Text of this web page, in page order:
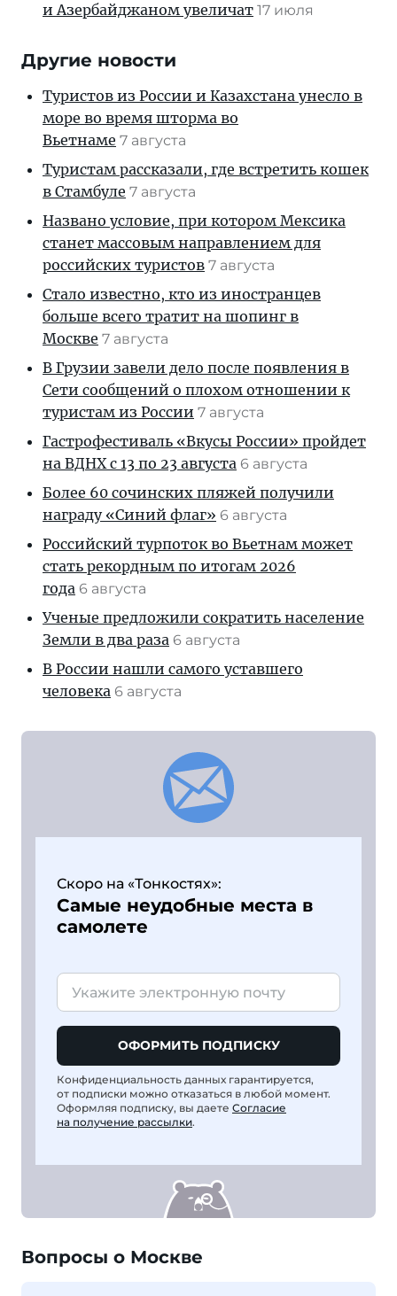
и Азербайджаном увеличат 17 июля
Другие новости
Туристов из России и Казахстана унесло в
море во время шторма во
Вьетнаме 7 августа
Туристам рассказали, где встретить кошек
в Стамбуле 7 августа
Названо условие, при котором Мексика
станет массовым направлением для
российских туристов 7 августа
Стало известно, кто из иностранцев
больше всего тратит на шопинг в
Москве 7 августа
В Грузии завели дело после появления в
Сети сообщений о плохом отношении к
туристам из России 7 августа
Гастрофестиваль «Вкусы России» пройдет
на ВДНХ с 13 по 23 августа 6 августа
Более 60 сочинских пляжей получили
награду «Синий флаг» 6 августа
Российский турпоток во Вьетнам может
стать рекордным по итогам 2026
года 6 августа
Ученые предложили сократить население
Земли в два раза 6 августа
В России нашли самого уставшего
человека 6 августа
Скоро на «Тонкостях»:
Самые неудобные места в
самолете
ОФОРМИТЬ ПОДПИСКУ
Конфиденциальность данных гарантируется,
от подписки можно отказаться в любой момент.
Оформляя подписку, вы даете Согласие
на получение рассылки.
Вопросы о Москве